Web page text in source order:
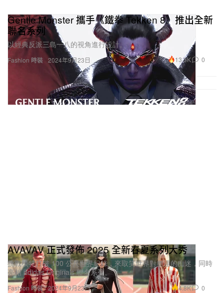
Fashion 時裝
Gentle Monster 攜手《鐵拳 Tekken 8》推出全新
聯名系列
以經典反派三島一八的視角進行設計。
2024年9月23日 13.3K 0
Fashion 時裝
AVAVAV 正式發佈 2025 全新春夏系列大秀
挑戰模特打破 100 公尺世界紀錄，來取笑世界對奧運的痴迷，同時
亮相 adidas Originals 聯名系列。
2024年9月23日 4.8K 0